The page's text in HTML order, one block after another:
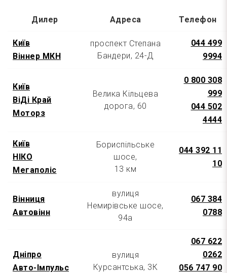
Дилер Адреса Телефон
Київ
Віннер МКН
проспект Степана
Бандери, 24-Д
044 499
9994
Київ
ВіДі Край
Моторз
Велика Кільцева
дорога, 60
0 800 308
999
044 502
4444
Київ
НІКО
Мегаполіс
Бориспільське
шосе,
13 км
044 392 11
10
Вінниця
Автовінн
вулиця
Немирівське шосе,
94а
067 384
0788
Дніпро
Авто-Імпульс
вулиця
Курсантська, 3К
067 622
0262
056 747 90